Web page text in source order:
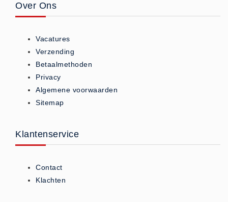
Diensten
RI&E
Bedrijfsnoodplannen
VCA Trajecten
ISO 9001 Begeleiding
Inspectiecentrale
Ons Team
Nieuws
Contact
Over Ons
Vacatures
Verzending
Betaalmethoden
Privacy
Algemene voorwaarden
Sitemap
Klantenservice
Contact
Klachten